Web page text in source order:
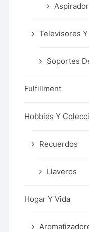
Televisores
Soportes
Fulfillment
Hobbies Y
Recuerdos
Llaveros
Hogar Y Vida